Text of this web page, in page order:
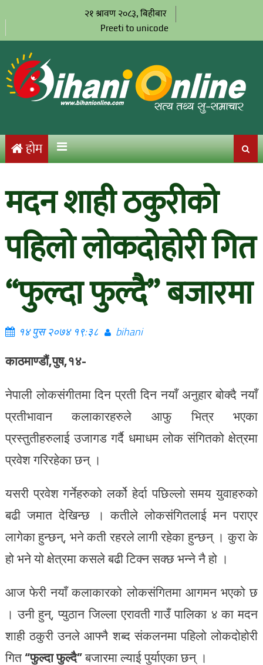
२१ श्रावण २०८३, बिहीबार
Preeti to unicode
होम
मदन शाही ठकुरीको
पहिलो लोकदोहोरी गित
“फुल्दा फुल्दै” बजारमा
१४ पुस २०७४ १९:३८ bihani
काठमाण्डौं,पुष,१४-
नेपाली लोकसंगीतमा दिन प्रती दिन नयाँ अनुहार बोक्दै नयाँ
प्रतीभावान कलाकारहरुले आफु भित्र भएका
प्रस्तुतीहरुलाई उजागड गर्दै धमाधम लोक संगितको क्षेत्रमा
प्रवेश गरिरहेका छन् ।
यसरी प्रवेश गर्नेहरुको लर्को हेर्दा पछिल्लो समय युवाहरुको
बढी जमात देखिन्छ । कतीले लोकसंगितलाई मन पराएर
लागेका हुन्छन्, भने कती रहरले लागी रहेका हुन्छन् । कुरा के
हो भने यो क्षेत्रमा कसले बढी टिक्न सक्छ भन्ने नै हो ।
आज फेरी नयाँ कलाकारको लोकसंगितमा आगमन भएको छ
। उनी हुन्, प्युठान जिल्ला एरावती गाउँ पालिका ४ का मदन
शाही ठकुरी उनले आफ्नै शब्द संकलनमा पहिलो लोकदोहोरी
गित“फुल्दा फुल्दै”बजारमा ल्याई पुर्याएका छन् ।